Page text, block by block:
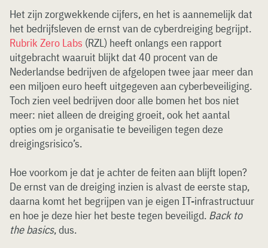
Het zijn zorgwekkende cijfers, en het is aannemelijk dat
het bedrijfsleven de ernst van de cyberdreiging begrijpt.
Rubrik Zero Labs (RZL) heeft onlangs een rapport
uitgebracht waaruit blijkt dat 40 procent van de
Nederlandse bedrijven de afgelopen twee jaar meer dan
een miljoen euro heeft uitgegeven aan cyberbeveiliging.
Toch zien veel bedrijven door alle bomen het bos niet
meer: niet alleen de dreiging groeit, ook het aantal
opties om je organisatie te beveiligen tegen deze
dreigingsrisico’s.
Hoe voorkom je dat je achter de feiten aan blijft lopen?
De ernst van de dreiging inzien is alvast de eerste stap,
daarna komt het begrijpen van je eigen IT-infrastructuur
en hoe je deze hier het beste tegen beveiligd. Back to
the basics, dus.